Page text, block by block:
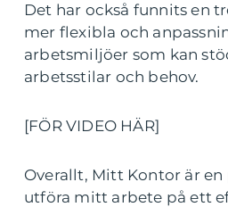
Det har också funnits en
mer flexibla och
arbetsmiljöer som kan
arbetsstilar och behov.
[FÖR VIDEO HÄR]
Overallt, Mitt Kontor är
utföra mitt arbete på ett